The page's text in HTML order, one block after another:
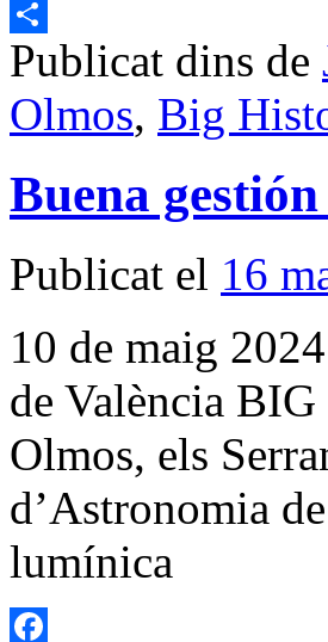
Email
Comparteix
Publicat dins de
Olmos, Big
Buena
Publicat el 16
10 de maig
de València
Olmos, els
d’Astronomia
lumínica